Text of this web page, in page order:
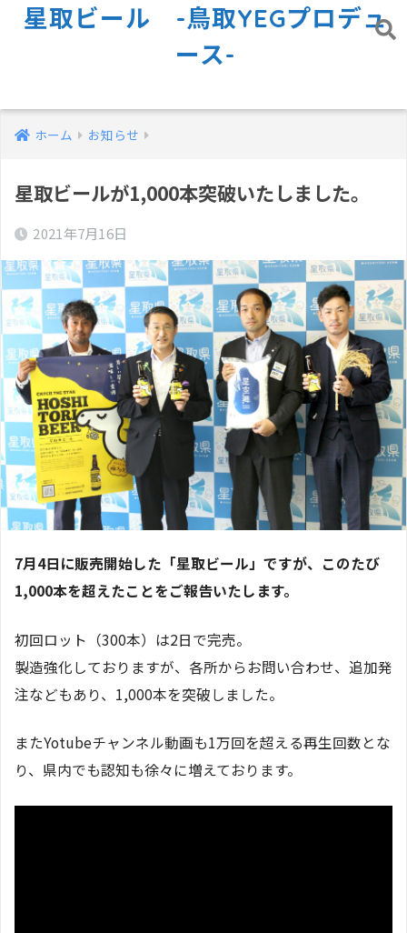
星取ビール -鳥取YEGプロデュ
ース-
ホーム お知らせ
星取ビールが1,000本突破いたしました。
2021年7月16日
7月4日に販売開始した「星取ビール」ですが、このたび
1,000本を超えたことをご報告いたします。
初回ロット（300本）は2日で完売。
製造強化しておりますが、各所からお問い合わせ、追加発
注などもあり、1,000本を突破しました。
またYotubeチャンネル動画も1万回を超える再生回数とな
り、県内でも認知も徐々に増えております。